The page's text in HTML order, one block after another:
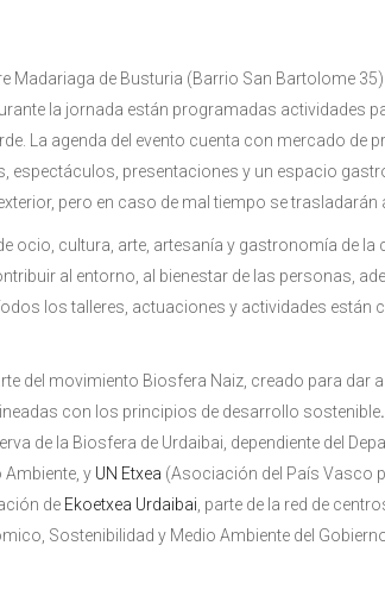
Madariaga de Busturia (Barrio San Bartolome
la jornada están programadas actividades
La agenda del evento cuenta con mercado de
espectáculos, presentaciones y un espacio
pero en caso de mal tiempo se trasladarán
ocio, cultura, arte, artesanía y gastronomía de la
al entorno, al bienestar de las personas,
los talleres, actuaciones y actividades están
del movimiento Biosfera Naiz, creado para dar
con los principios de desarrollo sostenible.
de la Biosfera de Urdaibai, dependiente del
y UN Etxea (Asociación del País Vasco
de Ekoetxea Urdaibai , parte de la red de
Sostenibilidad y Medio Ambiente del